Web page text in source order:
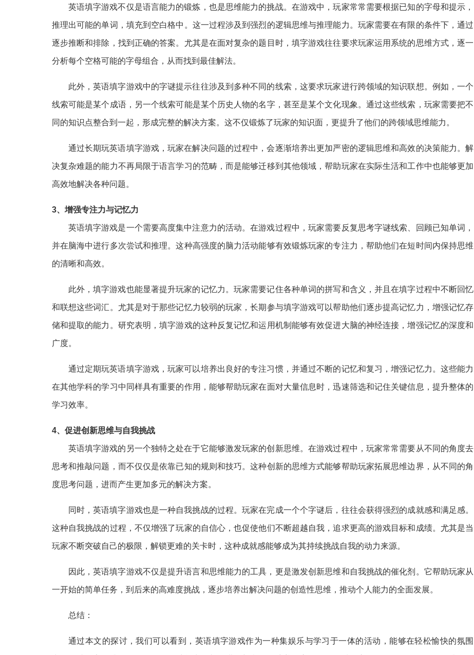
英语填字游戏不仅是语言能力的锻炼，也是思维能力的挑战。在游戏中，玩家常常需要根据已知的字母和提示，
推理出可能的单词，填充到空白格中。这一过程涉及到强烈的逻辑思维与推理能力。玩家需要在有限的条件下，通过
逐步推断和排除，找到正确的答案。尤其是在面对复杂的题目时，填字游戏往往要求玩家运用系统的思维方式，逐一
分析每个空格可能的字母组合，从而找到最佳解法。
此外，英语填字游戏中的字谜提示往往涉及到多种不同的线索，这要求玩家进行跨领域的知识联想。例如，一个
线索可能是某个成语，另一个线索可能是某个历史人物的名字，甚至是某个文化现象。通过这些线索，玩家需要把不
同的知识点整合到一起，形成完整的解决方案。这不仅锻炼了玩家的知识面，更提升了他们的跨领域思维能力。
通过长期玩英语填字游戏，玩家在解决问题的过程中，会逐渐培养出更加严密的逻辑思维和高效的决策能力。解
决复杂难题的能力不再局限于语言学习的范畴，而是能够迁移到其他领域，帮助玩家在实际生活和工作中也能够更加
高效地解决各种问题。
3、增强专注力与记忆力
英语填字游戏是一个需要高度集中注意力的活动。在游戏过程中，玩家需要反复思考字谜线索、回顾已知单词，
并在脑海中进行多次尝试和推理。这种高强度的脑力活动能够有效锻炼玩家的专注力，帮助他们在短时间内保持思维
的清晰和高效。
此外，填字游戏也能显著提升玩家的记忆力。玩家需要记住各种单词的拼写和含义，并且在填字过程中不断回忆
和联想这些词汇。尤其是对于那些记忆力较弱的玩家，长期参与填字游戏可以帮助他们逐步提高记忆力，增强记忆存
储和提取的能力。研究表明，填字游戏的这种反复记忆和运用机制能够有效促进大脑的神经连接，增强记忆的深度和
广度。
通过定期玩英语填字游戏，玩家可以培养出良好的专注习惯，并通过不断的记忆和复习，增强记忆力。这些能力
在其他学科的学习中同样具有重要的作用，能够帮助玩家在面对大量信息时，迅速筛选和记住关键信息，提升整体的
学习效率。
4、促进创新思维与自我挑战
英语填字游戏的另一个独特之处在于它能够激发玩家的创新思维。在游戏过程中，玩家常常需要从不同的角度去
思考和推敲问题，而不仅仅是依靠已知的规则和技巧。这种创新的思维方式能够帮助玩家拓展思维边界，从不同的角
度思考问题，进而产生更加多元的解决方案。
同时，英语填字游戏也是一种自我挑战的过程。玩家在完成一个个字谜后，往往会获得强烈的成就感和满足感。
这种自我挑战的过程，不仅增强了玩家的自信心，也促使他们不断超越自我，追求更高的游戏目标和成绩。尤其是当
玩家不断突破自己的极限，解锁更难的关卡时，这种成就感能够成为其持续挑战自我的动力来源。
因此，英语填字游戏不仅是提升语言和思维能力的工具，更是激发创新思维和自我挑战的催化剂。它帮助玩家从
一开始的简单任务，到后来的高难度挑战，逐步培养出解决问题的创造性思维，推动个人能力的全面发展。
总结：
通过本文的探讨，我们可以看到，英语填字游戏作为一种集娱乐与学习于一体的活动，能够在轻松愉快的氛围